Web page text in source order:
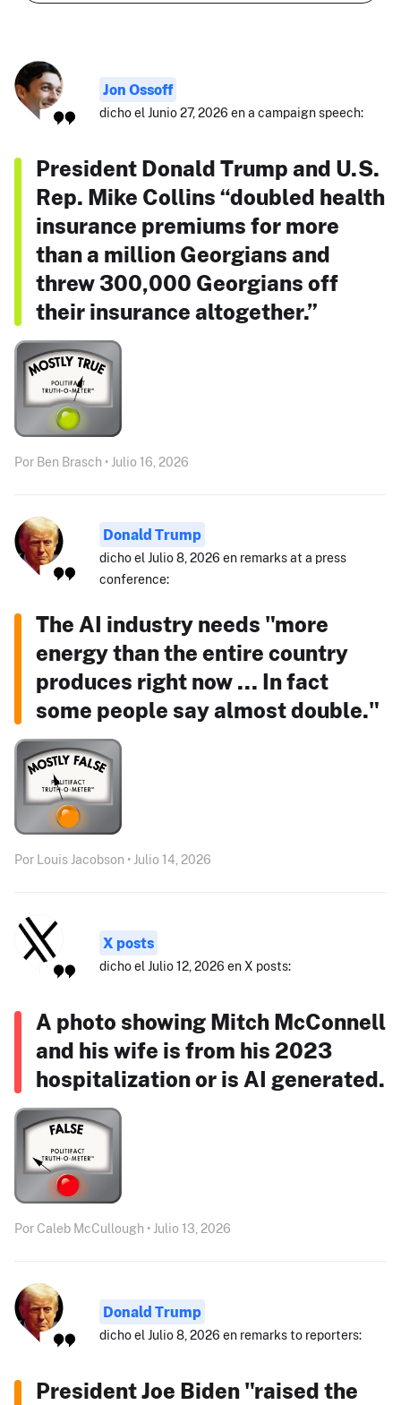
Jon Ossoff
dicho el Junio 27, 2026 en a campaign speech:
President Donald Trump and U.S.
Rep. Mike Collins “doubled health
insurance premiums for more
than a million Georgians and
threw 300,000 Georgians off
their insurance altogether.”
Por Ben Brasch • Julio 16, 2026
Donald Trump
dicho el Julio 8, 2026 en remarks at a press
conference:
The AI industry needs "more
energy than the entire country
produces right now ... In fact
some people say almost double."
Por Louis Jacobson • Julio 14, 2026
X posts
dicho el Julio 12, 2026 en X posts:
A photo showing Mitch McConnell
and his wife is from his 2023
hospitalization or is AI generated.
Por Caleb McCullough • Julio 13, 2026
Donald Trump
dicho el Julio 8, 2026 en remarks to reporters:
President Joe Biden "raised the